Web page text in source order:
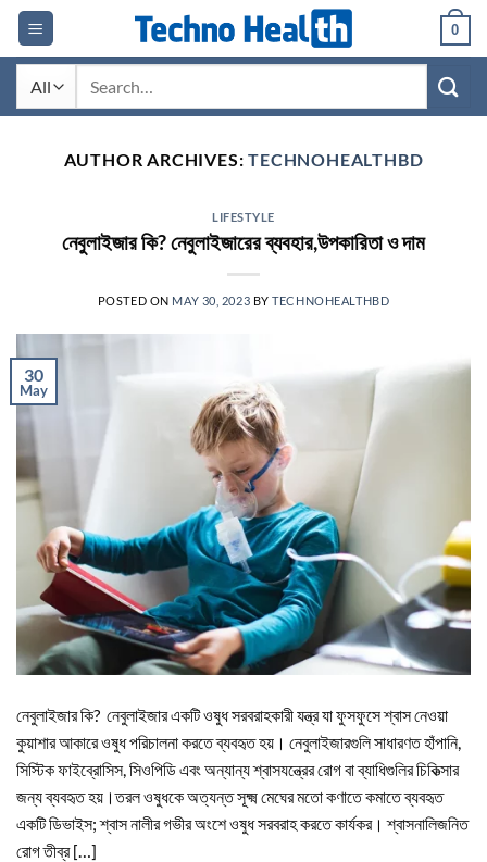
Skip
content
0
AUTHOR ARCHIVES:TECHNOHEALTHBD
LIFESTYLE
নেবুলাইজার কি? নেবুলাইজারের ব্যবহার,উপকারিতা ও দাম
POSTED ON MAY 30, 2023 BYTECHNOHEALTHBD
30
May
নেবুলাইজার কি? নেবুলাইজার একটি ওষুধ সরবরাহকারী যন্ত্র যা ফুসফুসে শ্বাস নেওয়া
কুয়াশার আকারে ওষুধ পরিচালনা করতে ব্যবহৃত হয়। নেবুলাইজারগুলি সাধারণত হাঁপানি,
সিস্টিক ফাইব্রোসিস, সিওপিডি এবং অন্যান্য শ্বাসযন্ত্রের রোগ বা ব্যাধিগুলির চিকিত্সার
জন্য ব্যবহৃত হয়।তরল ওষুধকে অত্যন্ত সূক্ষ্ম মেঘের মতো কণাতে কমাতে ব্যবহৃত
একটি ডিভাইস; শ্বাস নালীর গভীর অংশে ওষুধ সরবরাহ করতে কার্যকর। শ্বাসনালিজনিত
রোগ তীব্র […]